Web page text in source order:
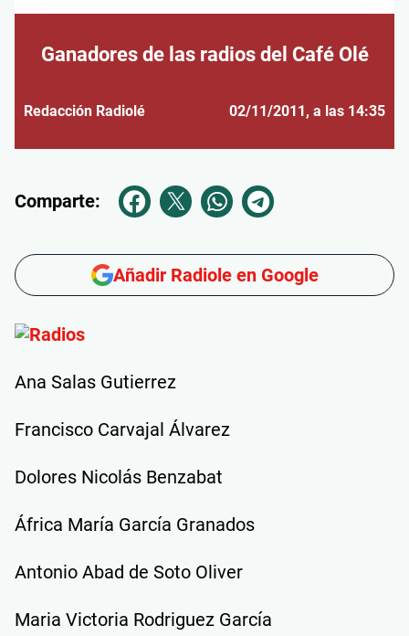
Ganadores de las radios del Café Olé
Redacción Radiolé 02/11/2011, a las 14:35
Comparte:
Añadir Radiole en Google
Ana Salas Gutierrez
Francisco Carvajal Álvarez
Dolores Nicolás Benzabat
África María García Granados
Antonio Abad de Soto Oliver
Maria Victoria Rodriguez García